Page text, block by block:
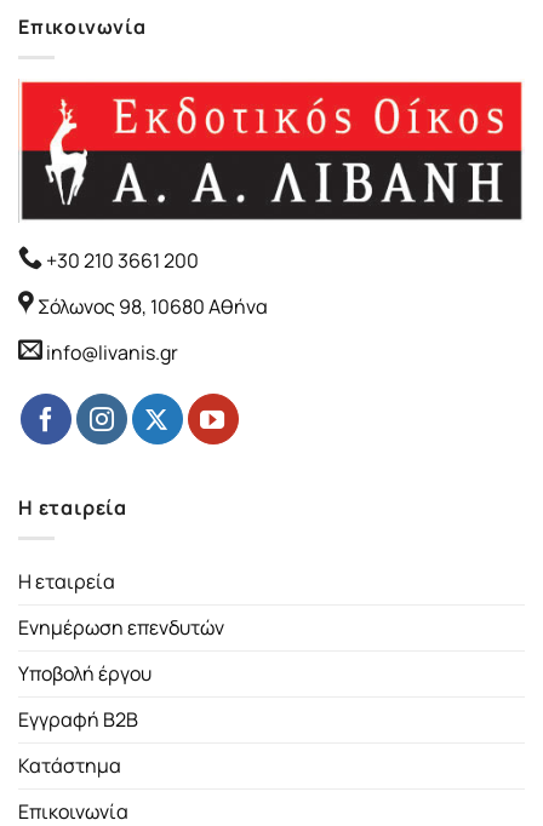
Επικοινωνία
+30 210 3661 200
Σόλωνος 98, 10680 Αθήνα
info@livanis.gr
Η εταιρεία
Η εταιρεία
Ενημέρωση επενδυτών
Υποβολή έργου
Εγγραφή B2B
Κατάστημα
Επικοινωνία